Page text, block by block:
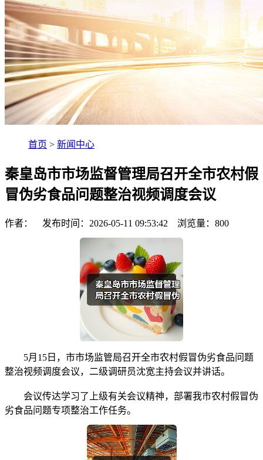
首页 > 新闻中心
秦皇岛市市场监督管理局召开全市农村假
冒伪劣食品问题整治视频调度会议
作者： 发布时间：2026-05-11 09:53:42 浏览量： 800
5月15日，市市场监管局召开全市农村假冒伪劣食品问题
整治视频调度会议，二级调研员沈宽主持会议并讲话。
会议传达学习了上级有关会议精神，部署我市农村假冒伪
劣食品问题专项整治工作任务。